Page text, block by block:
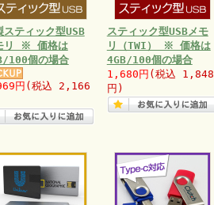
スティック型USB
リ ※ 価格は
100個の場合
円 (税込 2,166
スティック型USBメモ
リ（TWI） ※ 価格は
4GB/100個の場合
1,680円 (税込 1,848
円)